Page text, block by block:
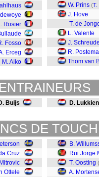
Rosier
Fosso
Erceg
M. Aiko
W. Prins (T.
J. Hove
T. de
L. Valente
J.
R. Postema
Thom van
ENTRAINEURS
Buijs D. Lukkien
DE
Cruz
Ottele
B.
Rui Jorge
T. Oosting
A.